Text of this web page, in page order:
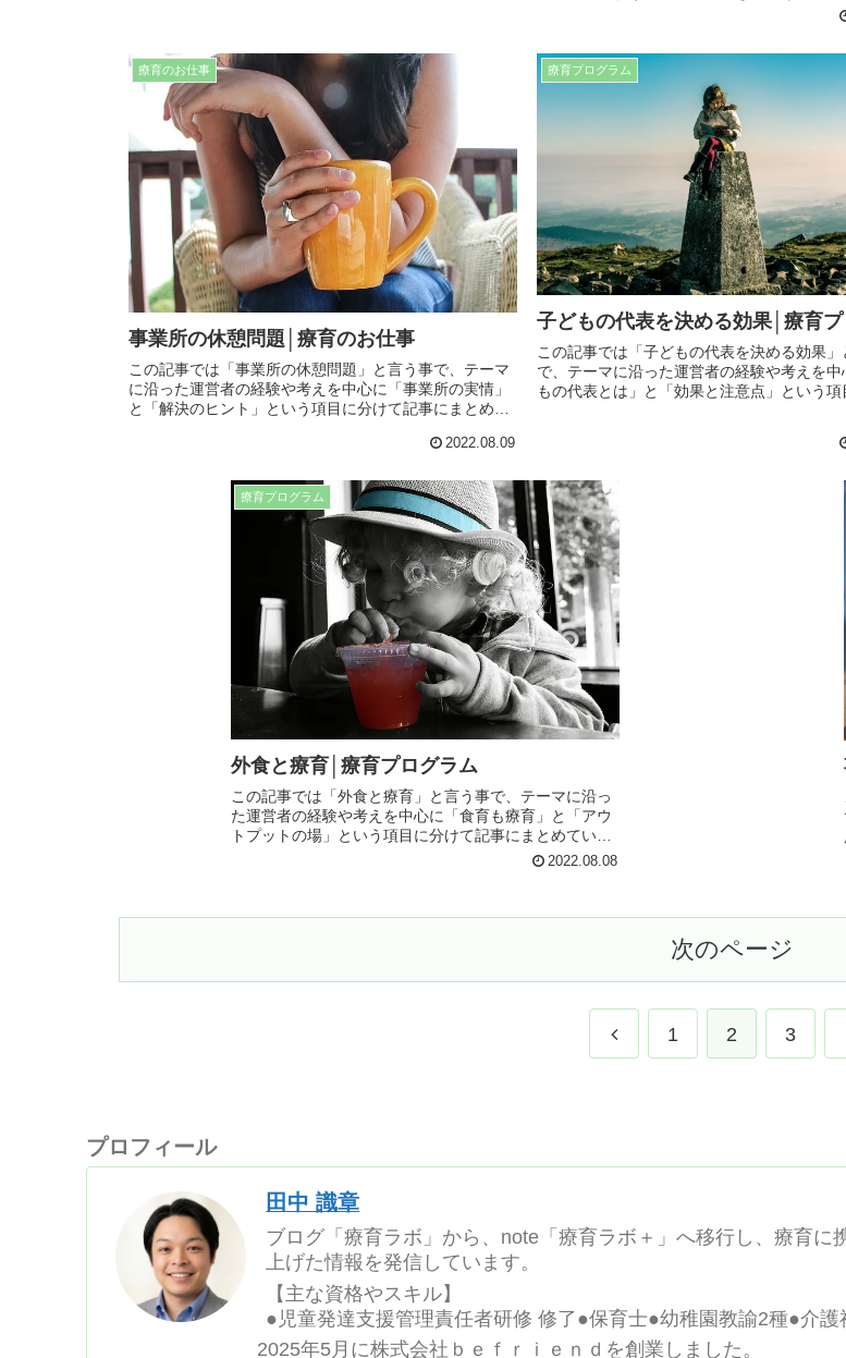
に分けて記事にまとめてます。日常生活や
療育のお仕事
事業所の休憩問題│療育のお仕事
この記事では「事業所の休憩問題」と言う事で、テーマ
に沿った運営者の経験や考えを中心に「事業所の実情」
と「解決のヒント」という項目に分けて記事にまとめて
つ内容となってますので、是非最後までお読み下さい。
2022.08.09
療育プログラム
子どもの代表を決める効果│療育
この記事では「子どもの代表を決める効果」
で、テーマに沿った運営者の経験や考えを
もの代表とは」と「効果と注意点」という項
療育プログラム
外食と療育│療育プログラム
この記事では「外食と療育」と言う事で、テーマに沿っ
た運営者の経験や考えを中心に「食育も療育」と「アウ
トプットの場」という項目に分けて記事にまとめていま
す。日常生活や仕事、療育でも役立ち、子ども達の将来
2022.08.08
次のページ
前 1 2 3
プロフィール
田中 識章
ブログ「療育ラボ」から、note「療育ラボ＋」へ移行し、療育
上げた情報を発信しています。
【主な資格やスキル】
●児童発達支援管理責任者研修 修了●保育士●幼稚園教諭2種●介
2025年5月に株式会社ｂｅｆｒｉｅｎｄを創業しました。